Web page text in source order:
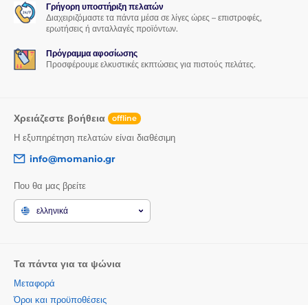
Γρήγορη υποστήριξη πελατών
Διαχειριζόμαστε τα πάντα μέσα σε λίγες ώρες – επιστροφές,
ερωτήσεις ή ανταλλαγές προϊόντων.
Πρόγραμμα αφοσίωσης
Προσφέρουμε ελκυστικές εκπτώσεις για πιστούς πελάτες.
Χρειάζεστε βοήθεια offline
Η εξυπηρέτηση πελατών είναι διαθέσιμη
info@momanio.gr
Που θα μας βρείτε
ελληνικά
Τα πάντα για τα ψώνια
Μεταφορά
Όροι και προϋποθέσεις